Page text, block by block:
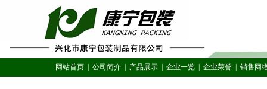
网站首页 公司简介 产品展示 企业一览 企业荣誉 销售网